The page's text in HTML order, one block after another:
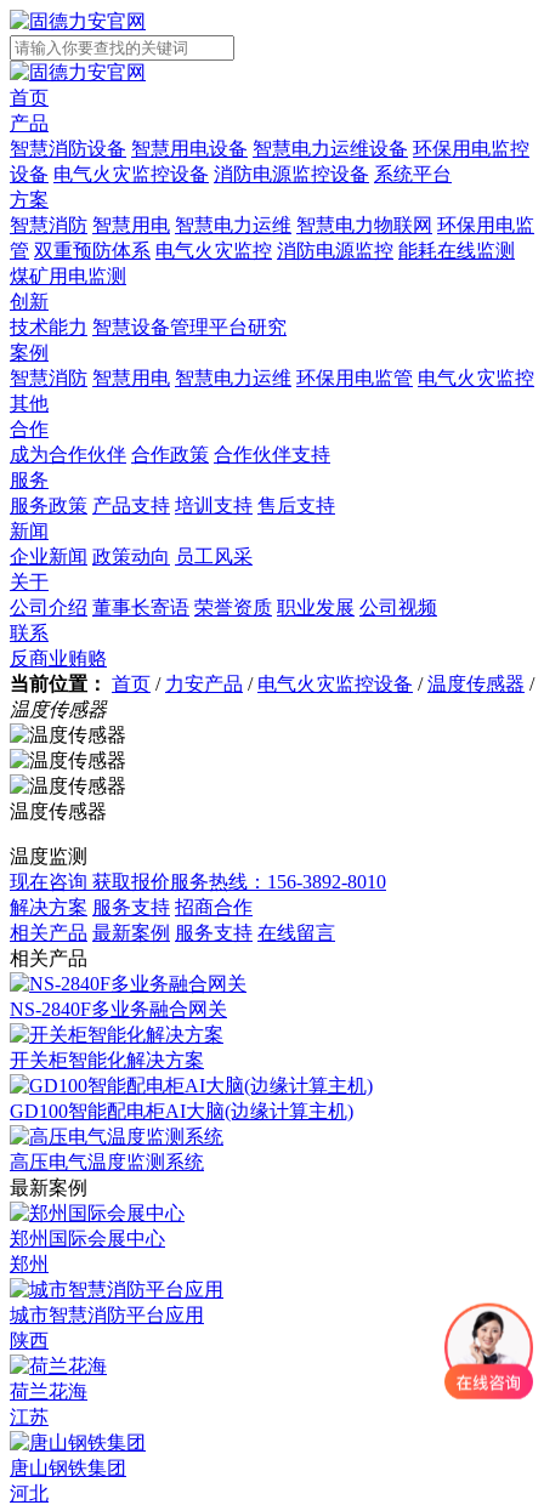
首页
产品
智慧消防设备 智慧用电设备 智慧电力运维设备 环保用电监控
设备 电气火灾监控设备 消防电源监控设备 系统平台
方案
智慧消防 智慧用电 智慧电力运维 智慧电力物联网 环保用电监
管 双重预防体系 电气火灾监控 消防电源监控 能耗在线监测
煤矿用电监测
创新
技术能力 智慧设备管理平台研究
案例
智慧消防 智慧用电 智慧电力运维 环保用电监管 电气火灾监控
其他
合作
成为合作伙伴 合作政策 合作伙伴支持
服务
服务政策 产品支持 培训支持 售后支持
新闻
企业新闻 政策动向 员工风采
关于
公司介绍 董事长寄语 荣誉资质 职业发展 公司视频
联系
反商业贿赂
当前位置： 首页 / 力安产品 / 电气火灾监控设备 / 温度传感器 /
温度传感器
温度传感器
温度监测
现在咨询 获取报价服务热线：156-3892-8010
解决方案 服务支持 招商合作
相关产品 最新案例 服务支持 在线留言
相关产品
NS-2840F多业务融合网关
开关柜智能化解决方案
GD100智能配电柜AI大脑(边缘计算主机)
高压电气温度监测系统
最新案例
郑州国际会展中心
郑州
城市智慧消防平台应用
陕西
荷兰花海
江苏
唐山钢铁集团
河北